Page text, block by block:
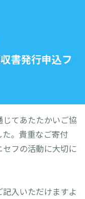
書発行申込フ
てあたたかいご協
。貴重なご寄付
フの活動に大切に
入いただけますよ